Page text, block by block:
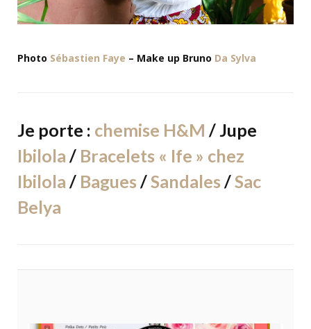
Photo Sébastien Faye – Make up Bruno Da Sylva
Je porte : chemise H&M / Jupe
Ibilola / Bracelets « Ife » chez
Ibilola / Bagues /Sandales /Sac
Belya